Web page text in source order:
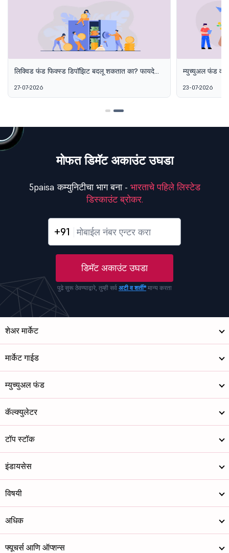
लिक्विड फंड फिक्स्ड डिपॉझिट बदलू शकतात का? फायदे
27-07-2026
म्युच्युअल फंड
23-07-2026
मोफत डिमॅट अकाउंट उघडा
5paisa कम्युनिटीचा भाग बना - भारताचे पहिले लिस्टेड
डिस्काउंट ब्रोकर.
+91
डिमॅट अकाउंट उघडा
पुढे सुरू ठेवण्याद्वारे, तुम्ही सर्व अटी व शर्ती*मान्य करता
शेअर मार्केट
मार्केट गाईड
म्युच्युअल फंड
कॅल्क्युलेटर
टॉप स्टॉक
इंडायसेस
विषयी
अधिक
फ्यूचर्स आणि ऑप्शन्स